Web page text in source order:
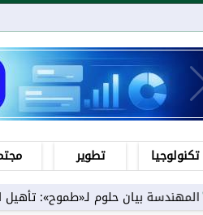
تكنولوجيا تطوير
حلوم لـ«طموح»: تأهيل المرأة